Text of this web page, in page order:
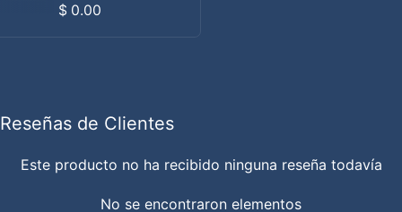
Precio habitual
$ 0.00
Reseñas de Clientes
Este producto no ha recibido ninguna reseña todavía
No se encontraron elementos